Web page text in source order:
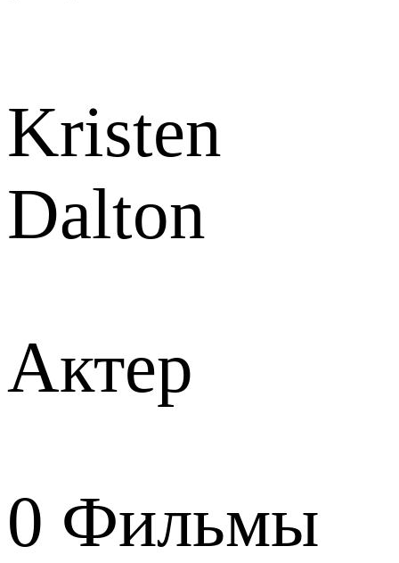
Kristen
Dalton
Актер
0 Фильмы